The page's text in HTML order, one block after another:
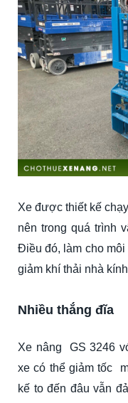
Xe được thiết kế
nên trong quá trình
Điều đó, làm cho
giảm khí thải nhà
Nhiều thắng đĩa
Xe nâng GS 3246
xe có thể giảm tốc
kế to đến đâu vẫn